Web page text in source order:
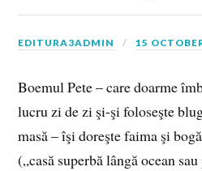
EDITURA3ADMIN 15
Boemul Pete – care doarme
lucru zi de zi şi-şi foloseşte
masă – îşi doreşte faima şi
(„casă superbă lângă ocean